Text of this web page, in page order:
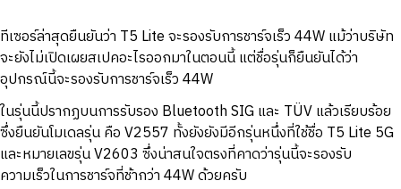
ทีเซอร์ล่าสุดยืนยันว่า T5 Lite จะรองรับการชาร์จเร็ว 44W แม้ว่าบริษัท
จะยังไม่เปิดเผยสเปคอะไรออกมาในตอนนี้ แต่ชื่อรุ่นก็ยืนยันได้ว่า
อุปกรณ์นี้จะรองรับการชาร์จเร็ว 44W
ในรุ่นนี้ปรากฏบนการรับรอง Bluetooth SIG และ TÜV แล้วเรียบร้อย
ซึ่งยืนยันโมเดลรุ่น คือ V2557 ทั้งยังยังมีอีกรุ่นหนึ่งที่ใช้ชื่อ T5 Lite 5G
และหมายเลขรุ่น V2603 ซึ่งน่าสนใจตรงที่คาดว่ารุ่นนี้จะรองรับ
ความเร็วในการชาร์จที่ช้ากว่า 44W ด้วยครับ